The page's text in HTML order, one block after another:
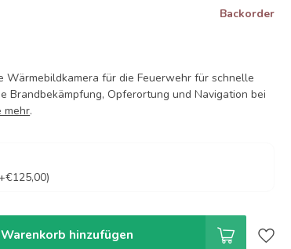
Backorder
Wärmebildkamera für die Feuerwehr für schnelle
Brandbekämpfung, Opferortung und Navigation bei
mehr.
hinzufügen